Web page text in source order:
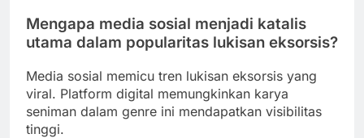
Mengapa media sosial menjadi katalis
utama dalam popularitas lukisan eksorsis?
Media sosial memicu tren lukisan eksorsis yang
viral. Platform digital memungkinkan karya
seniman dalam genre ini mendapatkan visibilitas
tinggi.